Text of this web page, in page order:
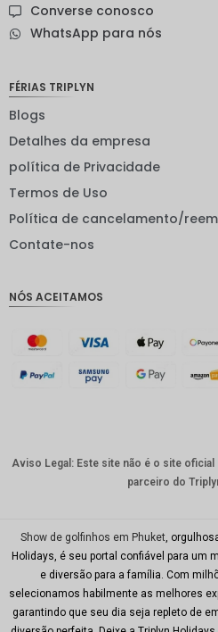
neozelan
ienes
EUR
suíço
australia
CNY
TWD
Minhas
Ries
Converse conosco
WhatsApp para nós
FÉRIAS TRIPLYN
Blogs
Detalhes da empresa
política de Privacidade
Termos de Uso
Política de cancelamento/
Contate-nos
NÓS ACEITAMOS
Aviso Legal: Este site não é o site
parceiro do
Show de golfinhos em Phuket ,
Holidays, é seu portal confiável para um
e diversão para a família. Com
selecionamos habilmente as melhores
garantindo que seu dia seja repleto de